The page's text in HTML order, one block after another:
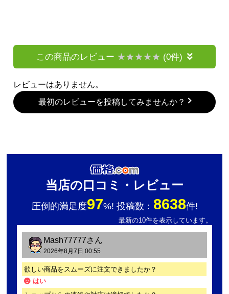
この商品のレビュー (0件)
レビューはありません。
最初のレビューを投稿してみませんか？
当店の口コミ・レビュー
圧倒的満足度97%! 投稿数： 8638件!
最新の10件を表示しています。
Mash77777さん
2026年8月7日 00:55
欲しい商品をスムーズに注文できましたか？
はい